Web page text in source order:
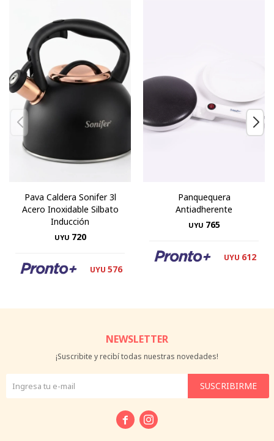
Pava Caldera Sonifer 3l
Acero Inoxidable Silbato
Inducción
UYU 720
UYU 576
Panquequera
Antiadherente
UYU 765
UYU 612
NEWSLETTER
¡Suscribite y recibí todas nuestras novedades!
SUSCRIBIRME
 